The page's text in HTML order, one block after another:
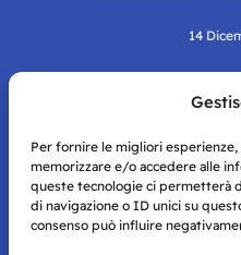
Per fornire le migliori
memorizzare e/o accedere alle
queste tecnologie ci permetterà
di navigazione o ID unici su
consenso può influire
14